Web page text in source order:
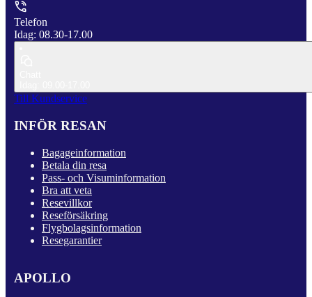
Telefon
Idag: 08.30-17.00
Till Kundservice
INFÖR RESAN
Bagageinformation
Betala din resa
Pass- och Visuminformation
Bra att veta
Resevillkor
Reseförsäkring
Flygbolagsinformation
Resegarantier
APOLLO